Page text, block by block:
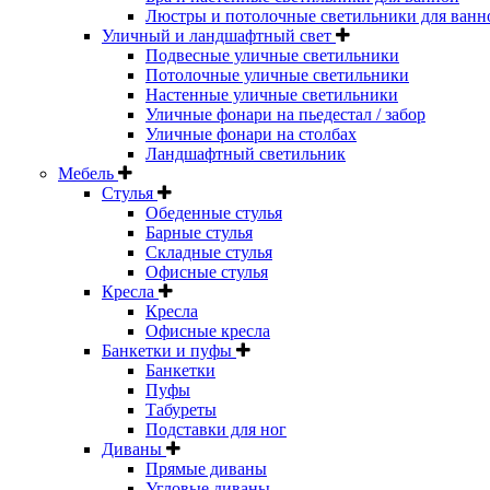
Люстры и потолочные светильники для
Уличный и ландшафтный свет
Подвесные уличные светильники
Потолочные уличные светильники
Настенные уличные светильники
Уличные фонари на пьедестал / забор
Уличные фонари на столбах
Ландшафтный светильник
Мебель
Стулья
Обеденные стулья
Барные стулья
Складные стулья
Офисные стулья
Кресла
Кресла
Офисные кресла
Банкетки и пуфы
Банкетки
Пуфы
Табуреты
Подставки для ног
Диваны
Прямые диваны